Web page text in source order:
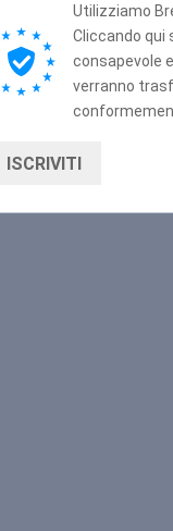
Utilizziamo
Cliccando qui
consapevole
verranno
ISCRIVITI